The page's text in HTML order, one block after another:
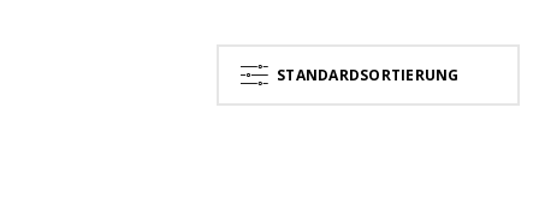
STANDARDSORTIERUNG